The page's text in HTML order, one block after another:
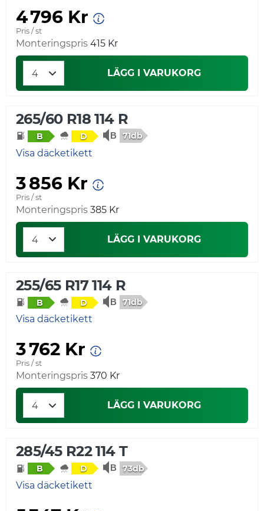
4 796 Kr
Pris / st
Monteringspris 415 Kr
LÄGG I VARUKORG
265/60 R18 114 R
B D 71db
Visa däcketikett
3 856 Kr
Pris / st
Monteringspris 385 Kr
LÄGG I VARUKORG
255/65 R17 114 R
B D 71db
Visa däcketikett
3 762 Kr
Pris / st
Monteringspris 370 Kr
LÄGG I VARUKORG
285/45 R22 114 T
B D 73db
Visa däcketikett